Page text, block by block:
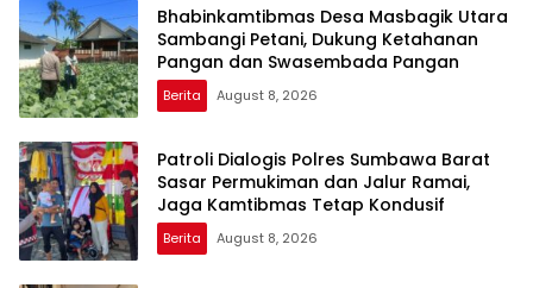
Bhabinkamtibmas Desa Masbagik Utara
Sambangi Petani, Dukung Ketahanan
Pangan dan Swasembada Pangan
Berita August 8, 2026
Patroli Dialogis Polres Sumbawa Barat
Sasar Permukiman dan Jalur Ramai,
Jaga Kamtibmas Tetap Kondusif
Berita August 8, 2026